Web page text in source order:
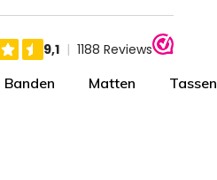
Banden Matten Tassen